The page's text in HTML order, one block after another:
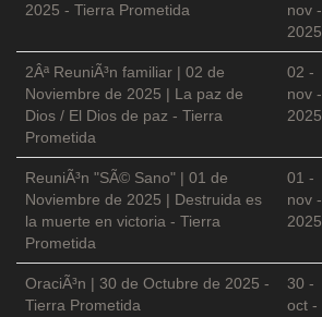
2025 - Tierra Prometida
nov -
2025
2Âª ReuniÃ³n familiar | 02 de
Noviembre de 2025 | La paz de
Dios / El Dios de paz - Tierra
Prometida
02 -
nov -
2025
ReuniÃ³n "SÃ© Sano" | 01 de
Noviembre de 2025 | Destruida es
la muerte en victoria - Tierra
Prometida
01 -
nov -
2025
OraciÃ³n | 30 de Octubre de 2025 -
Tierra Prometida
30 -
oct -